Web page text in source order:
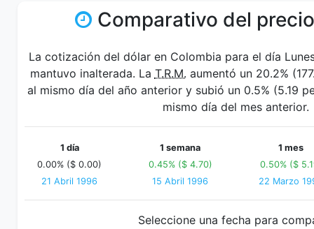
Comparativo del
La cotización del dólar en Colombia para el día
mantuvo inalterada. La T.R.M. aumentó un 20.2%
al mismo día del año anterior y subió un 0.5% (5.19
mismo día del mes anterior.
1 día
0.00% ($ 0.00)
21 Abril 1996
1 semana
0.45% ($ 4.70)
15 Abril 1996
1 mes
0.50% ($
22 Marzo
Seleccione una fecha para